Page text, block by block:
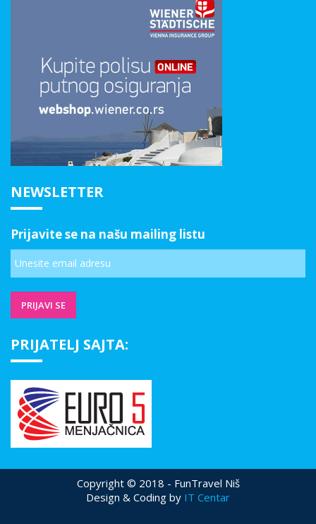
NEWSLETTER
Prijavite se na našu mailing listu
PRIJATELJ SAJTA:
Copyright © 2018 - FunTravel Niš
Design & Coding by IT Centar